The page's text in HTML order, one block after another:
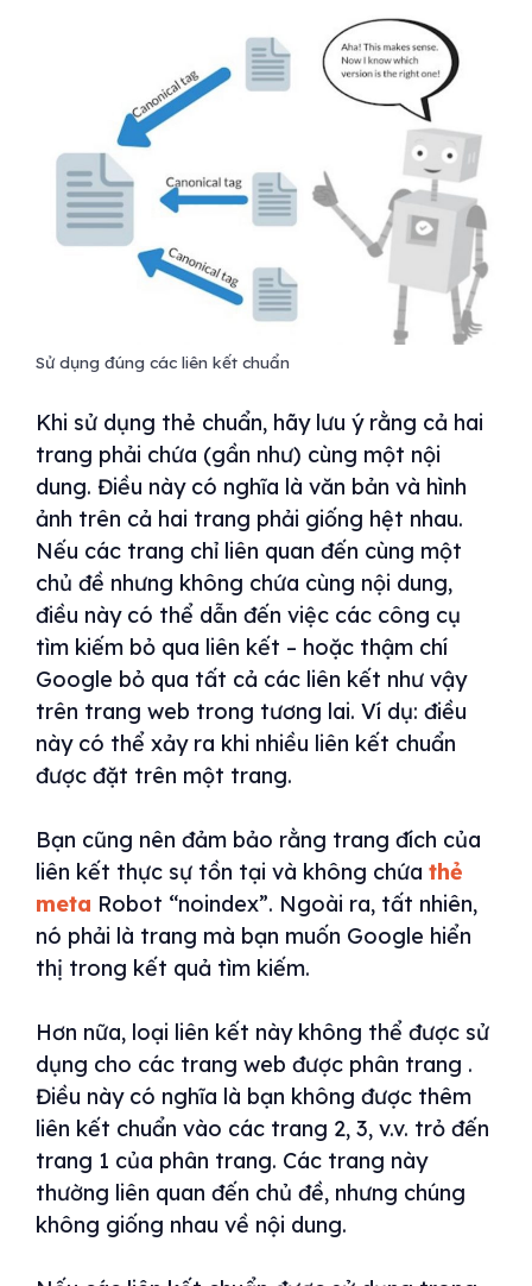
Sử dụng đúng các liên kết chuẩn
Khi sử dụng thẻ chuẩn, hãy lưu ý rằng cả hai
trang phải chứa (gần như) cùng một nội
dung. Điều này có nghĩa là văn bản và hình
ảnh trên cả hai trang phải giống hệt nhau.
Nếu các trang chỉ liên quan đến cùng một
chủ đề nhưng không chứa cùng nội dung,
điều này có thể dẫn đến việc các công cụ
tìm kiếm bỏ qua liên kết – hoặc thậm chí
Google bỏ qua tất cả các liên kết như vậy
trên trang web trong tương lai. Ví dụ: điều
này có thể xảy ra khi nhiều liên kết chuẩn
được đặt trên một trang.
Bạn cũng nên đảm bảo rằng trang đích của
liên kết thực sự tồn tại và không chứa thẻ
meta Robot “noindex”. Ngoài ra, tất nhiên,
nó phải là trang mà bạn muốn Google hiển
thị trong kết quả tìm kiếm.
Hơn nữa, loại liên kết này không thể được sử
dụng cho các trang web được phân trang .
Điều này có nghĩa là bạn không được thêm
liên kết chuẩn vào các trang 2, 3, v.v. trỏ đến
trang 1 của phân trang. Các trang này
thường liên quan đến chủ đề, nhưng chúng
không giống nhau về nội dung.